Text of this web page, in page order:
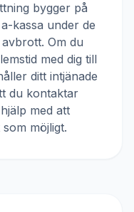
bygger på
kassa under de
Om du
med dig till
ditt intjänade
du kontaktar
med att
möjligt.